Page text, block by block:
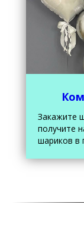
Закажите
получите
шариков в